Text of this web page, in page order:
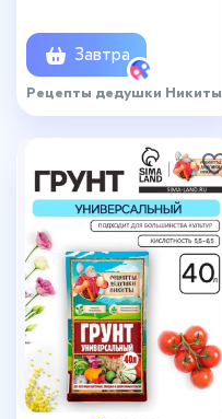
Завтра
Рецепты дедушки Никиты
артикул: 6335470